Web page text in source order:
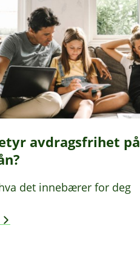
avdragsfrihet på
det innebærer for deg